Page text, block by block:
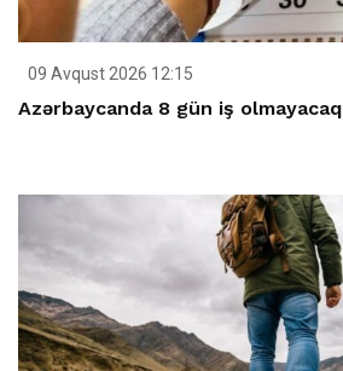
09 Avqust 2026 12:15
Azərbaycanda 8 gün iş olmayacaq